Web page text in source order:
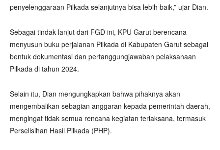
penyelenggaraan Pilkada selanjutnya bisa lebih baik,” ujar Dian.
Sebagai tindak lanjut dari FGD ini, KPU Garut berencana
menyusun buku perjalanan Pilkada di Kabupaten Garut sebagai
bentuk dokumentasi dan pertanggungjawaban pelaksanaan
Pilkada di tahun 2024.
Selain itu, Dian mengungkapkan bahwa pihaknya akan
mengembalikan sebagian anggaran kepada pemerintah daerah,
mengingat tidak semua rencana kegiatan terlaksana, termasuk
Perselisihan Hasil Pilkada (PHP).